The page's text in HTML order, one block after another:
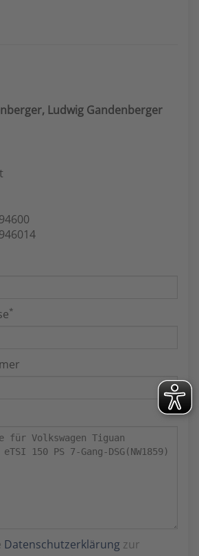
Ludwig Gandenberger
*
Datenschutzerklärung zur